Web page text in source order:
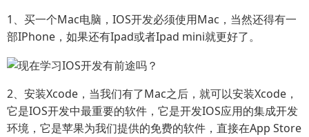
1、买一个Mac电脑，IOS开发必须使用Mac，当然还得有一
部IPhone，如果还有Ipad或者Ipad mini就更好了。
2、安装Xcode，当我们有了Mac之后，就可以安装Xcode，
它是IOS开发中最重要的软件，它是开发IOS应用的集成开发
环境，它是苹果为我们提供的免费的软件，直接在App Store